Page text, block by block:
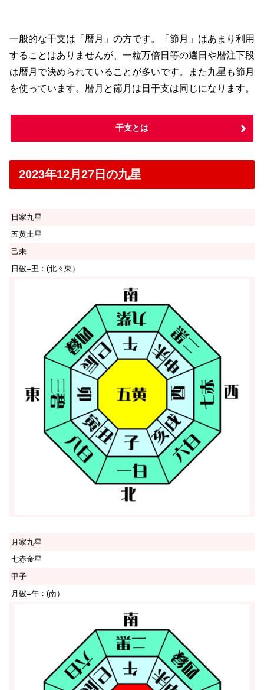
一般的な干支は「暦月」の方です。「節月」はあまり利用
することはありませんが、一粒万倍日等の選日や暦注下段
は暦月で決められていることが多いです。また九星も節月
を使っています。暦月と節月は日干支は同じになります。
干支とは
2023年12月27日の九星
日家九星
五黄土星
己未
日破=丑：(北々東）
月家九星
七赤金星
甲子
月破=午：(南）